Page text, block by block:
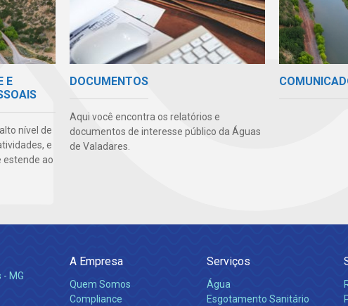
E
nível de
e
estende ao
DOCUMENTOS
Aqui você encontra os relatórios e
documentos de interesse público da Águas
de Valadares.
MG
A Empresa
Quem Somos
Compliance
Serviços
Água
Esgotamento Sanitário